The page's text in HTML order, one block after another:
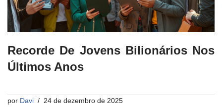
Recorde De Jovens Bilionários Nos
Últimos Anos
por Davi 24 de dezembro de 2025